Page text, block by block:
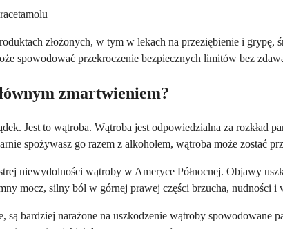
złożonych, w tym w lekach na przeziębienie i
spowodować przekroczenie bezpiecznych limitów bez
zmartwieniem?
Jest to wątroba. Wątroba jest odpowiedzialna za rozkład
spożywasz go razem z alkoholem, wątroba może zostać
niewydolności wątroby w Ameryce Północnej. Objawy
mocz, silny ból w górnej prawej części brzucha, nudności i
bardziej narażone na uszkodzenie wątroby spowodowane